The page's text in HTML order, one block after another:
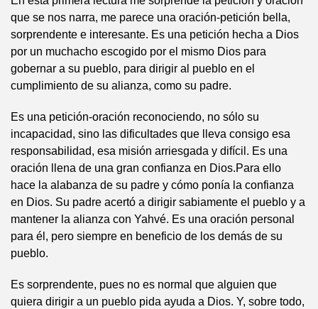
que se nos narra, me parece una oración-petición bella,
sorprendente e interesante. Es una petición hecha a Dios
por un muchacho escogido por el mismo Dios para
gobernar a su pueblo, para dirigir al pueblo en el
cumplimiento de su alianza, como su padre.
Es una petición-oración reconociendo, no sólo su
incapacidad, sino las dificultades que lleva consigo esa
responsabilidad, esa misión arriesgada y difícil. Es una
oración llena de una gran confianza en Dios.Para ello
hace la alabanza de su padre y cómo ponía la confianza
en Dios. Su padre acertó a dirigir sabiamente el pueblo y a
mantener la alianza con Yahvé. Es una oración personal
para él, pero siempre en beneficio de los demás de su
pueblo.
Es sorprendente, pues no es normal que alguien que
quiera dirigir a un pueblo pida ayuda a Dios. Y, sobre todo,